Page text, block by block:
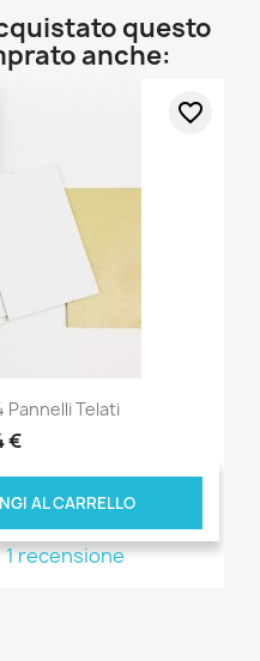
questo
anche:
Pannelli Telati
€
AL CARRELLO
1 recensione
favorite_border